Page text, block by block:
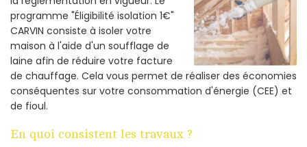
programme "Éligibilité isolation 1€"
CARVIN consiste à isoler votre
maison à l'aide d'un soufflage de
laine afin de réduire votre facture
de chauffage. Cela vous permet de réaliser des économies
conséquentes sur votre consommation d'énergie (CEE) et
de fioul.
En quoi consistent les travaux ?